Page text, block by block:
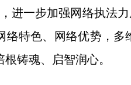
进一步加强网络执法
络特色、网络优势，
铸魂、启智润心。